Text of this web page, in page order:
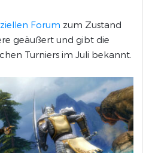
Forum zum Zustand
geäußert und gibt die
Turniers im Juli bekannt.